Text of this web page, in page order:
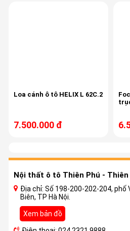
Loa cánh ô tô HELIX L 62C.2
7.500.000 đ
Nội thất ô tô Thiên Phú - Thiên
Địa chỉ: Số 198-200-202-204, phố
Biên, TP Hà Nội.
Xem bản đồ